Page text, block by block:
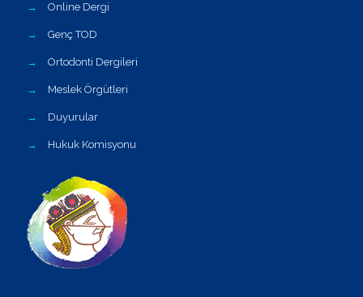
→ Online Dergi
→ Genç TOD
→ Ortodonti Dergileri
→ Meslek Örgütleri
→ Duyurular
→ Hukuk Komisyonu